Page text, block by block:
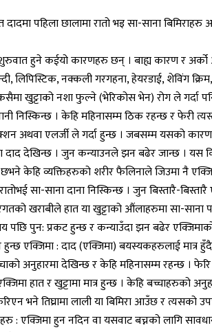
दादमा पहिला छालामा रातो भइ सा-साना
हुने कईयो कारणहरु छन् । बाह्य कारण र
लिपिस्टिक, नक्कली गरगहना, हेयरडाई, शेविंग
खुट्टाको नशा फुल्ने (भेरिकोस भेन) रोग ले गर्दा
निस्किन्छ । केहि महिनासम्म ठिक रहन्छ र फेरी
अथवा एलर्जी ले गर्दा हुन्छ । जबसम्म यसको
दाद देखिन्छ । जुन कन्याउनले झन बढेर जान्छ । यस
छभने केहि व्यक्तिहरुको शरीर फैलिनाले जिउमा नै
सा-साना दाना निस्किन्छ । जुन बिस्तारै-
खराबीले हात या खुट्टाको औंलाहरुमा सा-साना
पछि पुन: प्रकट हुन्छ र कन्याउँदा झन बढेर
एक्जिमा : दाद (एक्जिमा) बयस्यकहरुलाई मात्र
अनुहारमा देखिन्छ र केहि महिनासम्म रहन्छ ।
हात र खुट्टामा मात्र हुन्छ । केहि बच्चाहरुको
भने तिघ्रामा लाली या बिमिरा आउँछ र त्यसको
: एक्जिमा हुन नदिन वा यसवाट बच्नको लागि